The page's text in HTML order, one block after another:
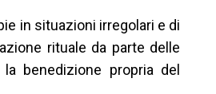
in situazioni irregolari e di
rituale da parte delle
benedizione propria del